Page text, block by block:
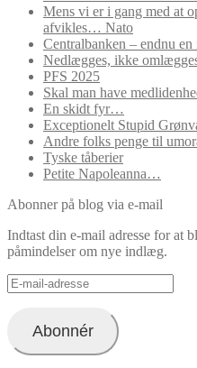
Mens vi er i gang med at
afvikles… Nato
Centralbanken – endnu
Nedlægges, ikke
PFS 2025
Skal man have
En skidt fyr…
Exceptionelt Stupid
Andre folks penge til
Tyske tåberier
Petite Napoleanna…
Abonner på blog via e-mail
Indtast din e-mail adresse for at
påmindelser om nye indlæg.
E-
mail-
Abonnér